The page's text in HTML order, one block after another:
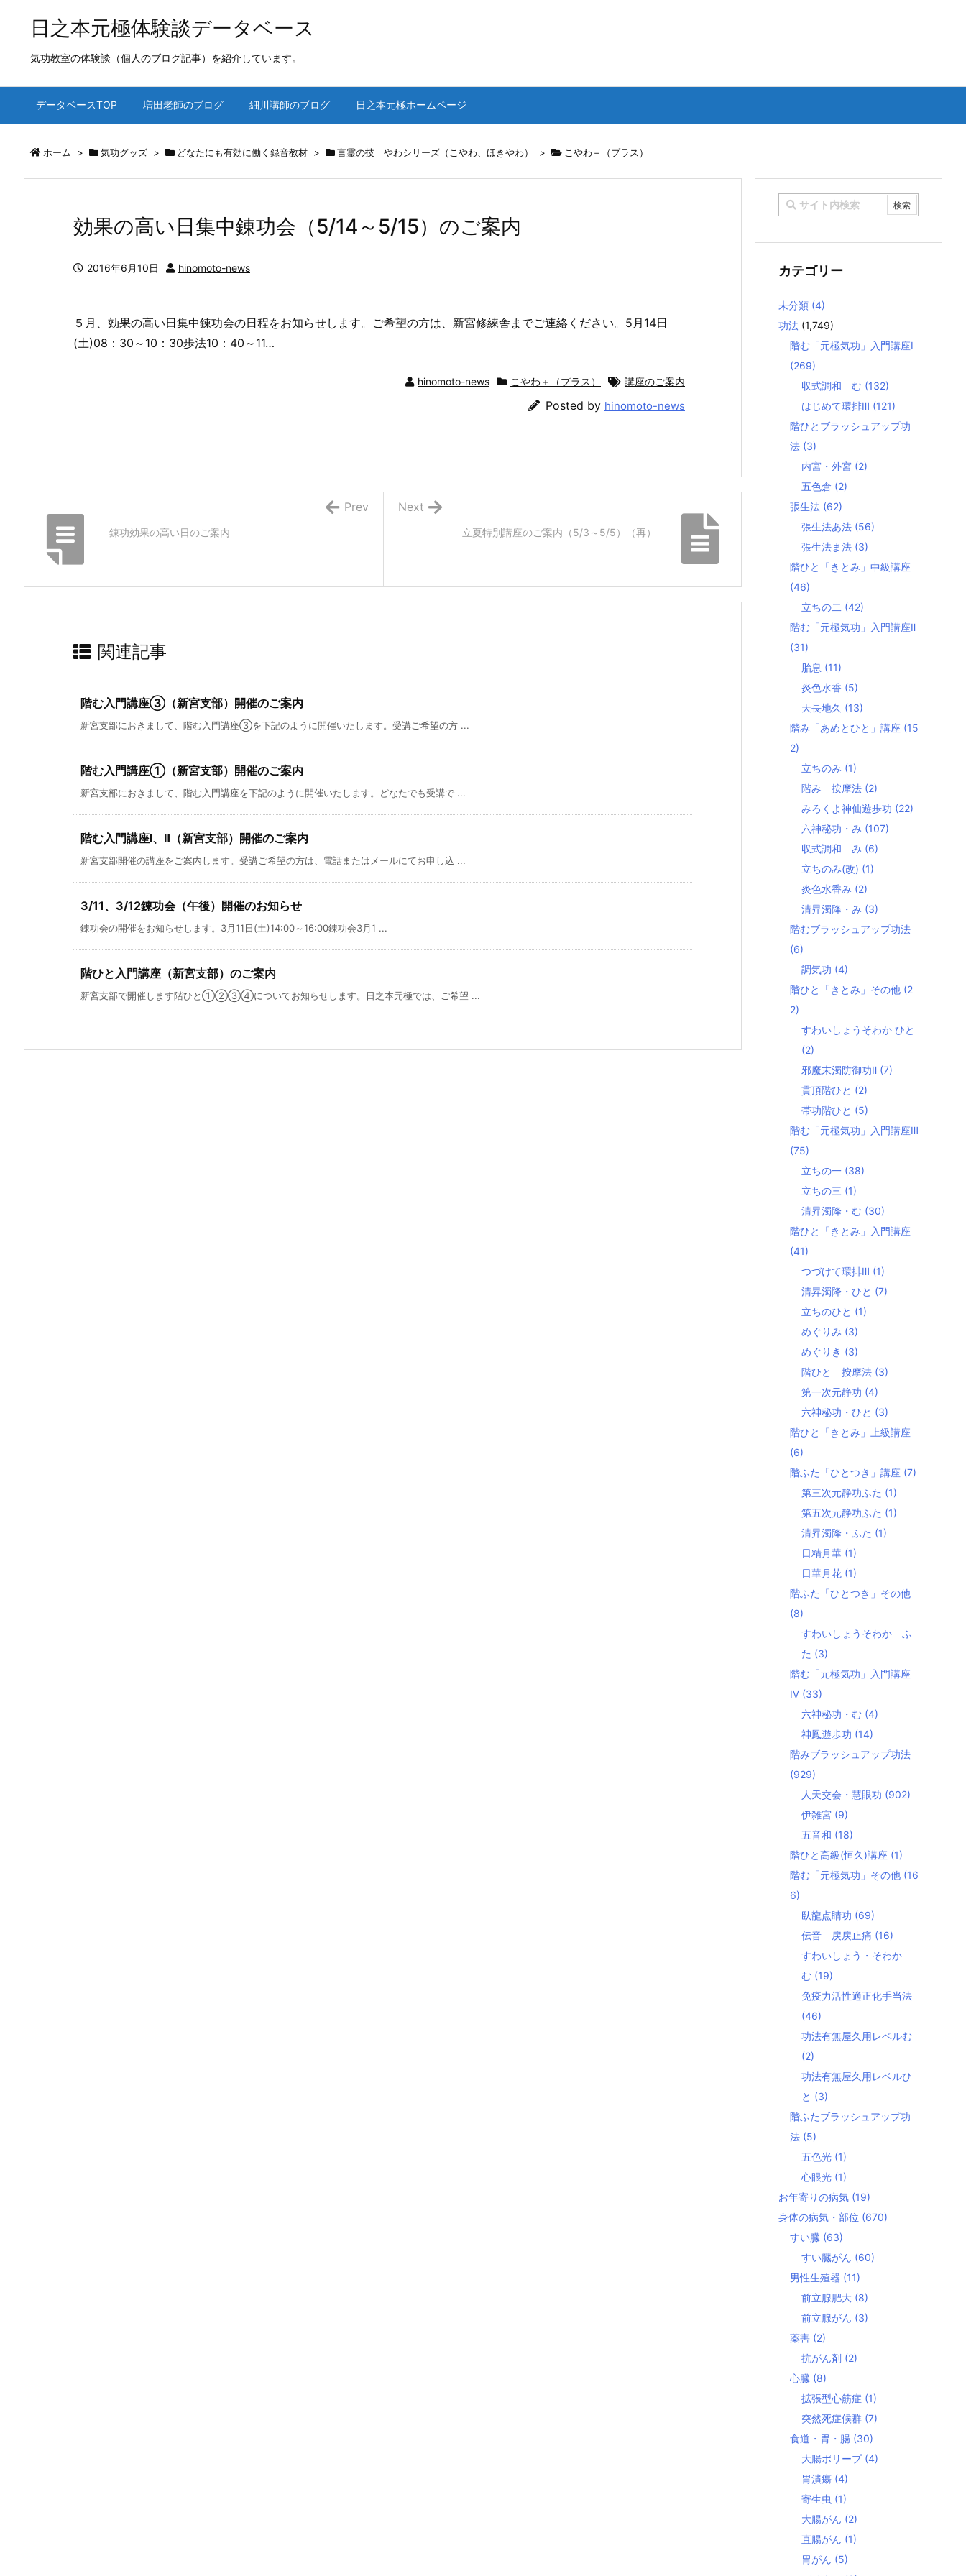
日之本元極体験談データベース
気功教室の体験談（個人のブログ記事）を紹介しています。
データベースTOP 増田老師のブログ 細川講師のブログ 日之本元極ホームページ
ホーム > 気功グッズ > どなたにも有効に働く録音教材 > 言霊の技 やわシリーズ（こやわ、ほきやわ） > こやわ＋（プラス）
効果の高い日集中錬功会（5/14～5/15）のご案内
2016年6月10日 hinomoto-news
５月、効果の高い日集中錬功会の日程をお知らせします。ご希望の方は、新宮修練舎までご連絡ください。5月14日
(土)08：30～10：30歩法10：40～11…
hinomoto-news こやわ＋（プラス） 講座のご案内
Posted by hinomoto-news
立夏特別講座のご案内（5/3～5/5）（再）
Next
錬功効果の高い日のご案内
Prev
関連記事
階む入門講座③（新宮支部）開催のご案内
新宮支部におきまして、階む入門講座③を下記のように開催いたします。受講ご希望の方 ...
階む入門講座①（新宮支部）開催のご案内
新宮支部におきまして、階む入門講座を下記のように開催いたします。どなたでも受講で ...
階む入門講座Ⅰ、Ⅱ（新宮支部）開催のご案内
新宮支部開催の講座をご案内します。受講ご希望の方は、電話またはメールにてお申し込 ...
3/11、3/12錬功会（午後）開催のお知らせ
錬功会の開催をお知らせします。3月11日(土)14:00～16:00錬功会3月1 ...
階ひと入門講座（新宮支部）のご案内
新宮支部で開催します階ひと①②③④についてお知らせします。日之本元極では、ご希望 ...
カテゴリー
未分類 (4)
功法 (1,749)
階む「元極気功」入門講座Ⅰ
(269)
収式調和 む (132)
はじめて環排Ⅲ (121)
階ひとブラッシュアップ功
法 (3)
内宮・外宮 (2)
五色倉 (2)
張生法 (62)
張生法あ法 (56)
張生法ま法 (3)
階ひと「きとみ」中級講座
(46)
立ちの二 (42)
階む「元極気功」入門講座Ⅱ
(31)
胎息 (11)
炎色水香 (5)
天長地久 (13)
階み「あめとひと」講座 (15
2)
立ちのみ (1)
階み 按摩法 (2)
みろくよ神仙遊歩功 (22)
六神秘功・み (107)
収式調和 み (6)
立ちのみ(改) (1)
炎色水香み (2)
清昇濁降・み (3)
階むブラッシュアップ功法
(6)
調気功 (4)
階ひと「きとみ」その他 (2
2)
すわいしょうそわか ひと
(2)
邪魔末濁防御功Ⅱ (7)
貫頂階ひと (2)
帯功階ひと (5)
階む「元極気功」入門講座Ⅲ
(75)
立ちの一 (38)
立ちの三 (1)
清昇濁降・む (30)
階ひと「きとみ」入門講座
(41)
つづけて環排Ⅲ (1)
清昇濁降・ひと (7)
立ちのひと (1)
めぐりみ (3)
めぐりき (3)
階ひと 按摩法 (3)
第一次元静功 (4)
六神秘功・ひと (3)
階ひと「きとみ」上級講座
(6)
階ふた「ひとつき」講座 (7)
第三次元静功ふた (1)
第五次元静功ふた (1)
清昇濁降・ふた (1)
日精月華 (1)
日華月花 (1)
階ふた「ひとつき」その他
(8)
すわいしょうそわか ふ
た (3)
階む「元極気功」入門講座
Ⅳ (33)
六神秘功・む (4)
神鳳遊歩功 (14)
階みブラッシュアップ功法
(929)
人天交会・慧眼功 (902)
伊雑宮 (9)
五音和 (18)
階ひと高級(恒久)講座 (1)
階む「元極気功」その他 (16
6)
臥龍点睛功 (69)
伝音 戻戻止痛 (16)
すわいしょう・そわか
む (19)
免疫力活性適正化手当法
(46)
功法有無屋久用レベルむ
(2)
功法有無屋久用レベルひ
と (3)
階ふたブラッシュアップ功
法 (5)
五色光 (1)
心眼光 (1)
お年寄りの病気 (19)
身体の病気・部位 (670)
すい臓 (63)
すい臓がん (60)
男性生殖器 (11)
前立腺肥大 (8)
前立腺がん (3)
薬害 (2)
抗がん剤 (2)
心臓 (8)
拡張型心筋症 (1)
突然死症候群 (7)
食道・胃・腸 (30)
大腸ポリープ (4)
胃潰瘍 (4)
寄生虫 (1)
大腸がん (2)
直腸がん (1)
胃がん (5)